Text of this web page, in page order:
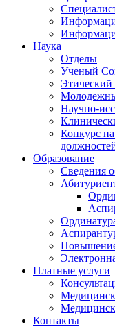
Наука
Отделы
Ученый
Этический
Научно-
Конкурс
Образование
Сведения
Платные услуги
Контакты